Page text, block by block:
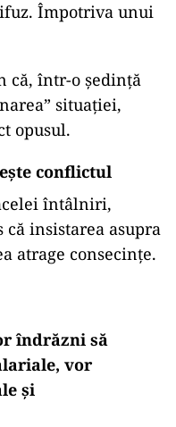
Împotriva unui
că, într-o ședință
situației,
opusul.
conflictul
întâlniri,
insistarea asupra
atrage consecințe.
îndrăzni să
vor
și